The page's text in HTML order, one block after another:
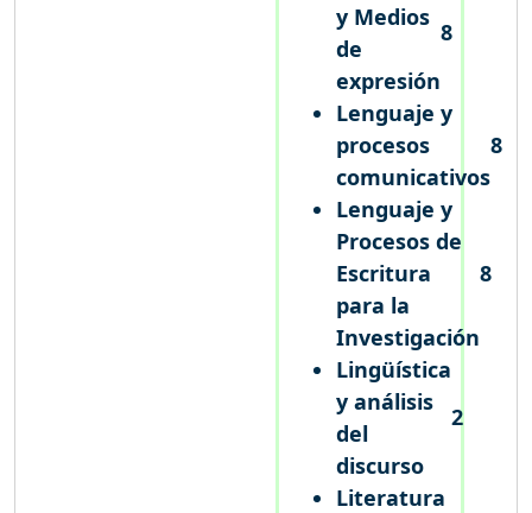
y Medios
de
expresión
8
Lenguaje y
procesos
comunicativos
8
Lenguaje y
Procesos de
Escritura
para la
Investigación
8
Lingüística
y análisis
del
discurso
2
Literatura